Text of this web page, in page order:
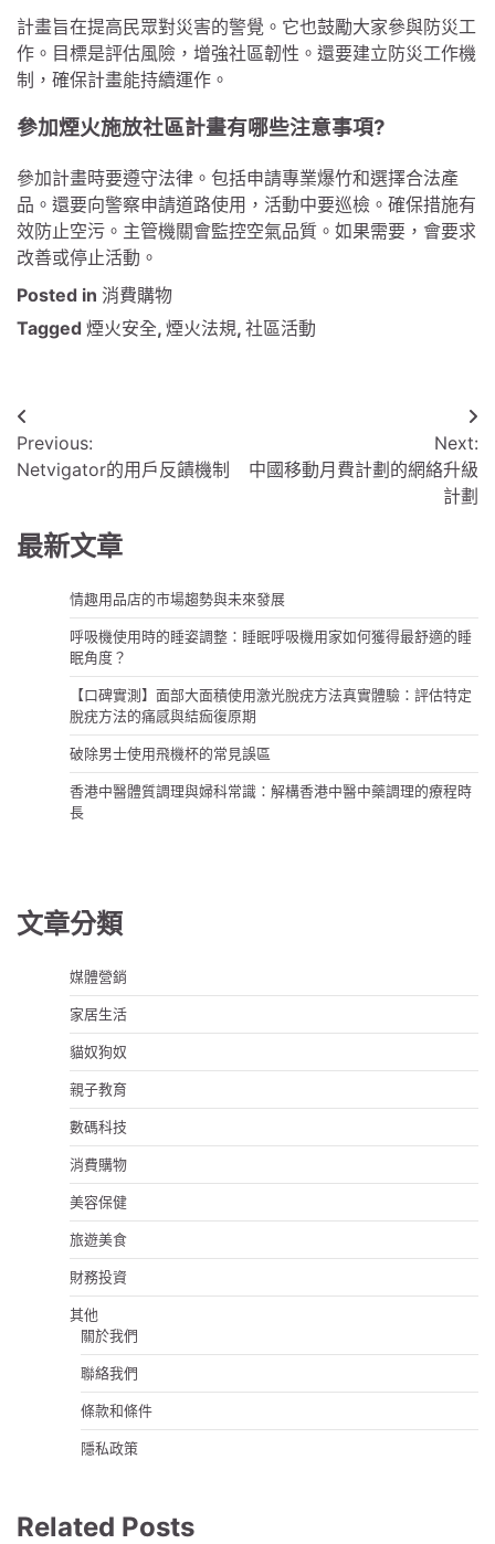
計畫旨在提高民眾對災害的警覺。它也鼓勵大家參與防災工
作。目標是評估風險，增強社區韌性。還要建立防災工作機
制，確保計畫能持續運作。
參加煙火施放社區計畫有哪些注意事項?
參加計畫時要遵守法律。包括申請專業爆竹和選擇合法產
品。還要向警察申請道路使用，活動中要巡檢。確保措施有
效防止空污。主管機關會監控空氣品質。如果需要，會要求
改善或停止活動。
Posted in 消費購物
Tagged 煙火安全, 煙火法規, 社區活動
文
章
覽
Previous:
Netvigator的用戶反饋機制
Next:
中國移動月費計劃的網絡升級
計劃
最新文章
情趣用品店的市場趨勢與未來發展
呼吸機使用時的睡姿調整：睡眠呼吸機用家如何獲得最舒適的睡
眠角度？
【口碑實測】面部大面積使用激光脫疣方法真實體驗：評估特定
脫疣方法的痛感與結痂復原期
破除男士使用飛機杯的常見誤區
香港中醫體質調理與婦科常識：解構香港中醫中藥調理的療程時
長
文章分類
媒體營銷
家居生活
貓奴狗奴
親子教育
數碼科技
消費購物
美容保健
旅遊美食
財務投資
其他
關於我們
聯絡我們
條款和條件
隱私政策
Related Posts